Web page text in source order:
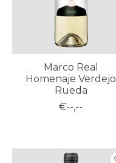
Marco Real
Homenaje Verdejo
Rueda
€--,--